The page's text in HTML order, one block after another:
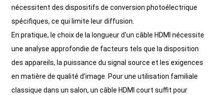
nécessitent des dispositifs de conversion photoélectrique
spécifiques, ce qui limite leur diffusion.
En pratique, le choix de la longueur d'un câble HDMI nécessite
une analyse approfondie de facteurs tels que la disposition
des appareils, la puissance du signal source et les exigences
en matière de qualité d'image. Pour une utilisation familiale
classique dans un salon, un câble HDMI court suffit pour